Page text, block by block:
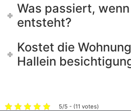
Was passiert,
entsteht?
Kostet die
Hallein
5/5 - (11 votes)